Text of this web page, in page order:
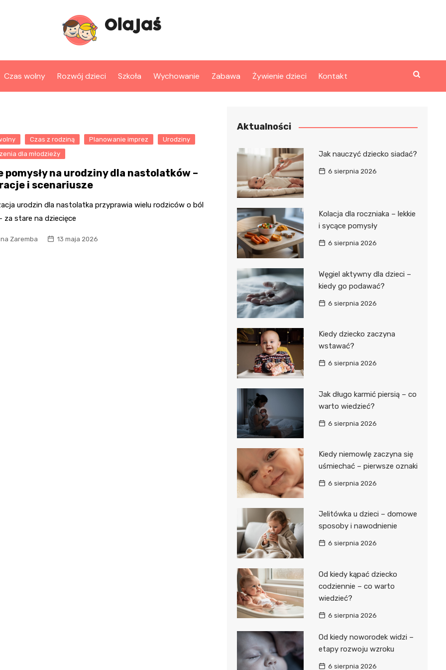
Czas wolny Rozwój dzieci Szkoła Wychowanie Zabawa Żywienie dzieci Kontakt
Czas z rodziną Planowanie imprez
Urodziny
dla młodzieży
pomysły na urodziny dla nastolatków –
i scenariusze
urodzin dla nastolatka przyprawia wielu rodziców o ból
za stare na dziecięce
Zaremba 13 maja 2026
Aktualności
Jak nauczyć dziecko siadać?
6 sierpnia 2026
Kolacja dla roczniaka – lekkie
i sycące pomysły
6 sierpnia 2026
Węgiel aktywny dla dzieci –
kiedy go podawać?
6 sierpnia 2026
Kiedy dziecko zaczyna
wstawać?
6 sierpnia 2026
Jak długo karmić piersią – co
warto wiedzieć?
6 sierpnia 2026
Kiedy niemowlę zaczyna się
uśmiechać – pierwsze oznaki
6 sierpnia 2026
Jelitówka u dzieci – domowe
sposoby i nawodnienie
6 sierpnia 2026
Od kiedy kąpać dziecko
codziennie – co warto
wiedzieć?
6 sierpnia 2026
Od kiedy noworodek widzi –
etapy rozwoju wzroku
6 sierpnia 2026